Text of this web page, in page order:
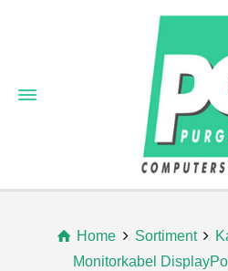
Home Sortiment
Monitorkabel